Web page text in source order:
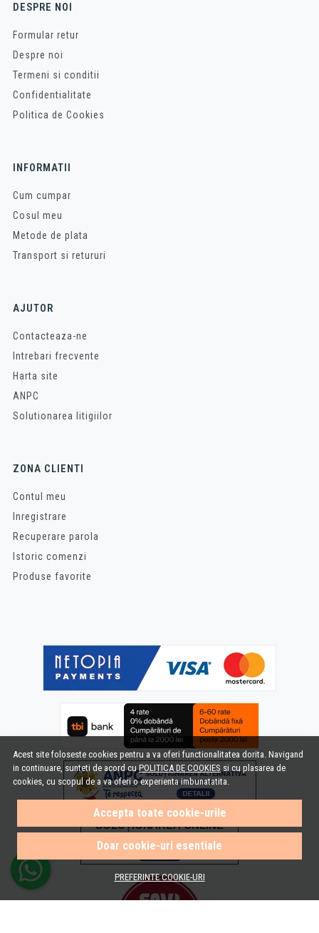
Acest site foloseste cookies pentru a va oferi functionalitatea dorita. Navigand
in continuare, sunteti de acord cuPOLITICA DE COOKIES si cu plasarea de
cookies, cu scopul de a va oferi o experienta imbunatatita.
Accepta toate cookie-urile
Doar cookie-uri esentiale
PREFERINTE COOKIE-URI
DESPRE NOI
Formular retur
Despre noi
Termeni si conditii
Confidentialitate
Politica de Cookies
INFORMATII
Cum cumpar
Cosul meu
Metode de plata
Transport si retururi
AJUTOR
Contacteaza-ne
Intrebari frecvente
Harta site
ANPC
Solutionarea litigiilor
ZONA CLIENTI
Contul meu
Inregistrare
Recuperare parola
Istoric comenzi
Produse favorite